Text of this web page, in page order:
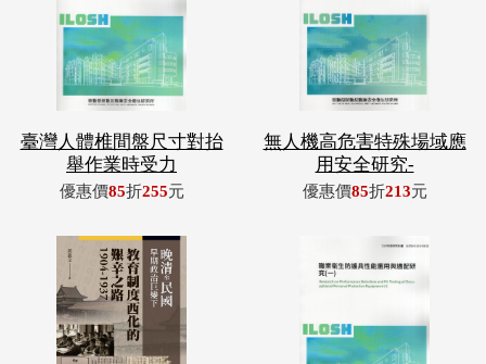
臺灣人體椎間盤尺寸對抬
舉作業時受力
優惠價85折255元
無人機高危害特殊場域應
用安全研究-
優惠價85折213元